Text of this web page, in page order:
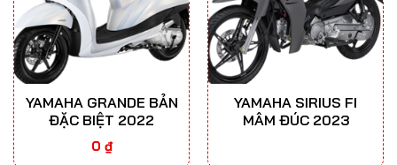
YAMAHA GRANDE BẢN
ĐẶC BIỆT 2022
0 ₫
YAMAHA SIRIUS FI
MÂM ĐÚC 2023